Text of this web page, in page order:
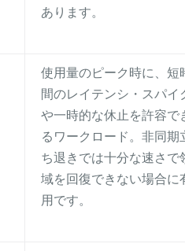
あります。
使用量のピーク時に、短
間のレイテンシ・スパイ
や一時的な休止を許容で
るワークロード。非同期
ち退きでは十分な速さで
域を回復できない場合に
用です。